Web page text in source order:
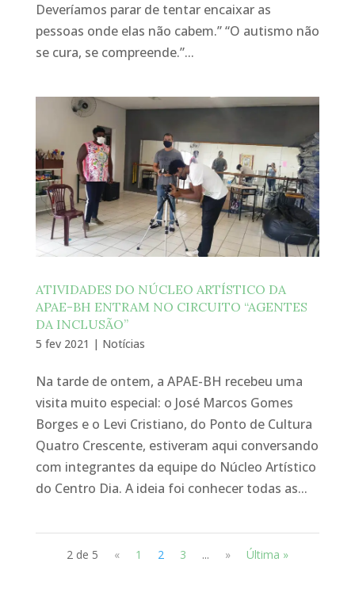
Deveríamos parar de tentar encaixar as
pessoas onde elas não cabem.” “O autismo não
se cura, se compreende.”...
ATIVIDADES DO NÚCLEO ARTÍSTICO DA
APAE-BH ENTRAM NO CIRCUITO “AGENTES
DA INCLUSÃO”
5 fev 2021 | Notícias
Na tarde de ontem, a APAE-BH recebeu uma
visita muito especial: o José Marcos Gomes
Borges e o Levi Cristiano, do Ponto de Cultura
Quatro Crescente, estiveram aqui conversando
com integrantes da equipe do Núcleo Artístico
do Centro Dia. A ideia foi conhecer todas as...
2 de 5 « 1 2 3 ... » Última »